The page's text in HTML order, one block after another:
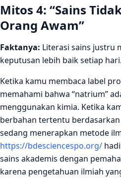
Mitos 4: “Sains
Orang Awam”
Faktanya: Literasi sains justru
keputusan lebih baik setiap hari.
Ketika kamu membaca label
memahami bahwa “natrium”
menggunakan kimia. Ketika
berbahan tertentu
sedang menerapkan metode
https://bdesciencespo.org/
sains akademis dengan
karena pengetahuan ilmiah